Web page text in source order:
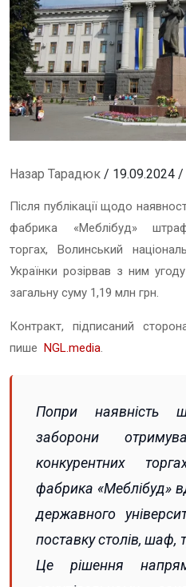
Назар Тарадюк / 19.09.2024 /
Після публікації щодо
фабрика «Меблібуд»
торгах, Волинський
Українки розірвав з ним
загальну суму 1,19 млн грн.
Контракт, підписаний
пише NGL.media.
Попри наявність
заборони
конкурентних
фабрика «Меблібуд»
державного
поставку столів, шаф,
Це рішення